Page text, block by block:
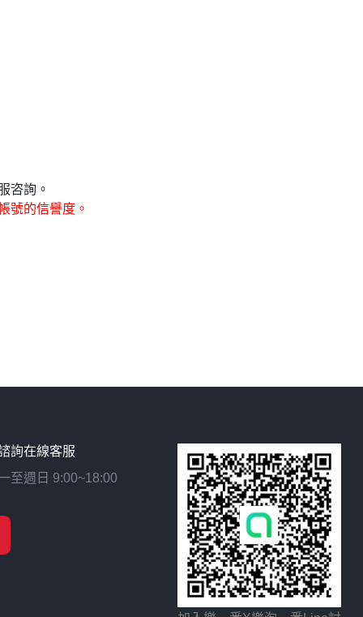
咨詢。
號的信譽度。
詢在線客服
至週日 9:00~18:00